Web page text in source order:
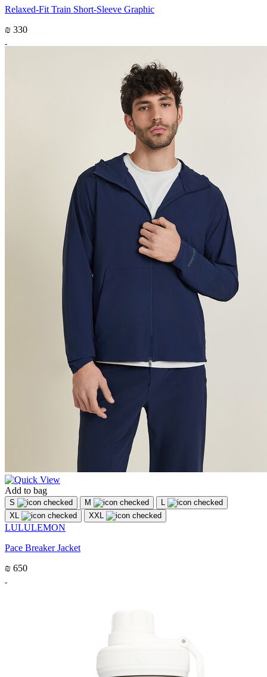
Relaxed-Fit Train Short-Sleeve Graphic
₪ 330
Add to bag
S M
L
XL
XXL
LULULEMON
Pace Breaker Jacket
₪ 650